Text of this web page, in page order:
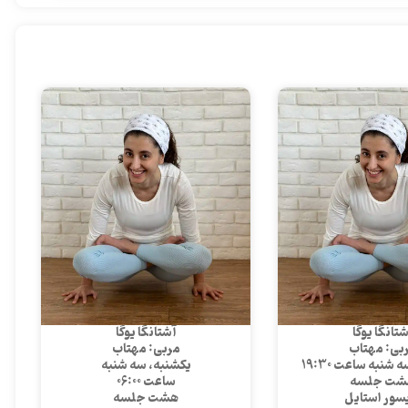
یوگا
مهتاب
ساعت 19:30
جلسه
استایل
آشتانگا یوگا
مربی: مهتاب
یکشنبه، سه شنبه
ساعت 06:00
هشت جلسه